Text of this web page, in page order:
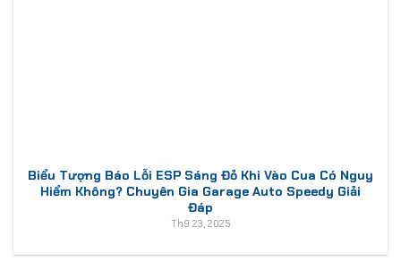
Biểu Tượng Báo Lỗi ESP Sáng Đỏ Khi Vào Cua Có Nguy
Hiểm Không? Chuyên Gia Garage Auto Speedy Giải
Đáp
Th9 23, 2025